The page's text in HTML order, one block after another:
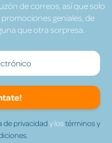
de correos, así que solo
geniales, de
que otra sorpresa.
de privacidad y lostérminos y